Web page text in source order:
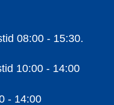
08:00 - 15:30.
10:00 - 14:00
- 14:00